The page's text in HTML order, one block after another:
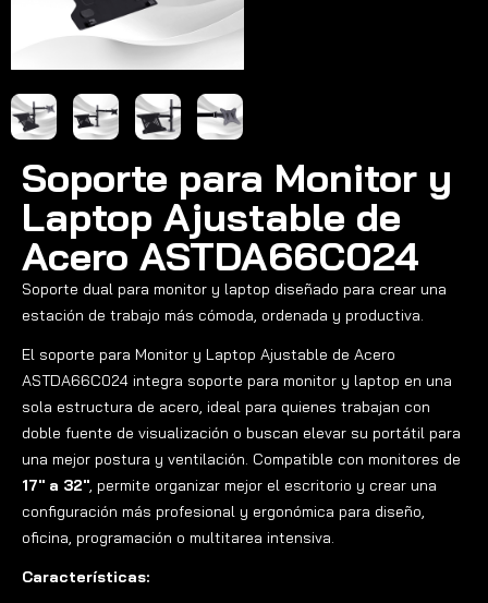
Soporte para Monitor y
Laptop Ajustable de
Acero ASTDA66C024
Soporte dual para monitor y laptop diseñado para crear una
estación de trabajo más cómoda, ordenada y productiva.
El soporte para Monitor y Laptop Ajustable de Acero
ASTDA66C024 integra soporte para monitor y laptop en una
sola estructura de acero, ideal para quienes trabajan con
doble fuente de visualización o buscan elevar su portátil para
una mejor postura y ventilación. Compatible con monitores de
17″ a 32″, permite organizar mejor el escritorio y crear una
configuración más profesional y ergonómica para diseño,
oficina, programación o multitarea intensiva.
Características: